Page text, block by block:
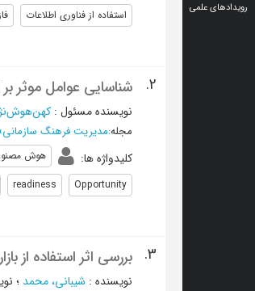
رویدادهای علمی
استفاده از فناوری اطلاعات
2. شناسایی عوامل موثر
نویسنده مسئول :
مجله:مدیریت فرهنگ سازمانی
کلیدواژه ها: هوش
Opportunity
readiness
3. بررسی اثر استفاده از
نویسنده : شیبانی، محمد ؛